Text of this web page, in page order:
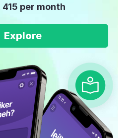
415 per month
Explore